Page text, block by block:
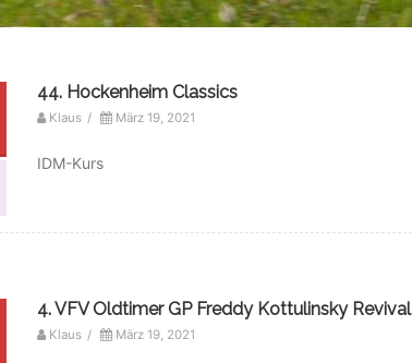
44. Hockenheim Classics
Klaus / März 19, 2021
IDM-Kurs
4. VFV Oldtimer GP Freddy Kottulinsky Revival
Klaus / März 19, 2021